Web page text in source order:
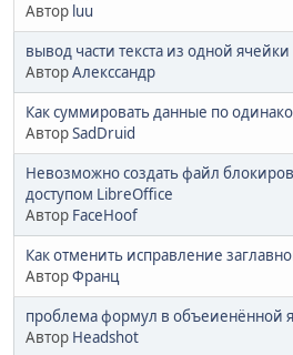
Автор luu
вывод части текста из одной
АвторАлекссандр
Как суммировать данные по
АвторSadDruid
Невозможно создать файл
доступом LibreOffice
Автор FaceHoof
Как отменить исправление
АвторФранц
проблема формул в объеиенённой
Автор Headshot